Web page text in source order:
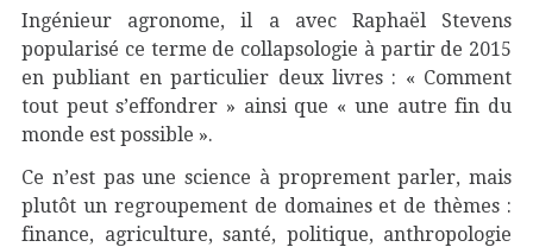
Ingénieur agronome, il a avec Raphaël Stevens
popularisé ce terme de collapsologie à partir de 2015
en publiant en particulier deux livres : « Comment
tout peut s’effondrer » ainsi que « une autre fin du
monde est possible ».
Ce n’est pas une science à proprement parler, mais
plutôt un regroupement de domaines et de thèmes :
finance, agriculture, santé, politique, anthropologie